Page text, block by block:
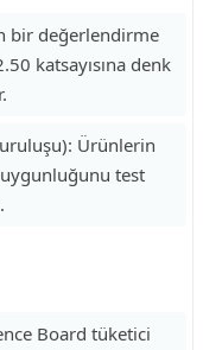
bir değerlendirme
katsayısına denk
Ürünlerin
test
Board tüketici